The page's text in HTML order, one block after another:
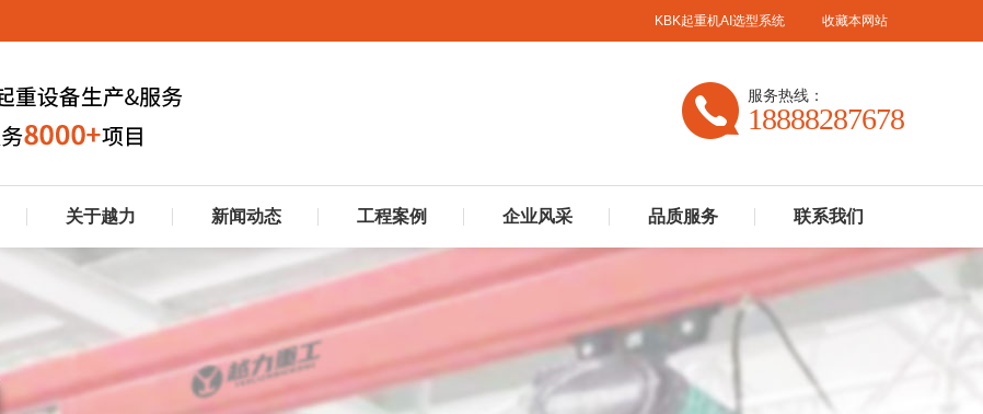
KBK起重机AI选型系统 收藏本网站
服务热线：
18888287678
关于越力 新闻动态 工程案例 企业风采 品质服务 联系我们